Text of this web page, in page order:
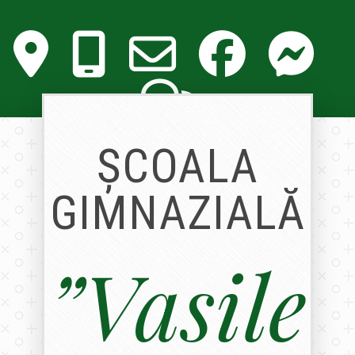
ȘCOALA
GIMNAZIALĂ
”Vasile